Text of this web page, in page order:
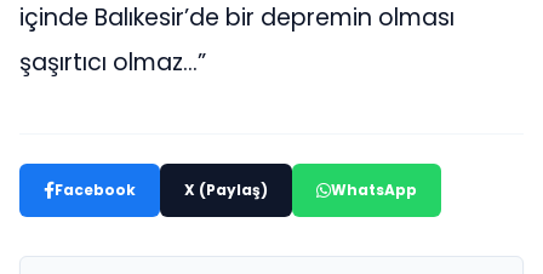
içinde Balıkesir’de bir depremin olması
şaşırtıcı olmaz…”
Facebook X (Paylaş) WhatsApp